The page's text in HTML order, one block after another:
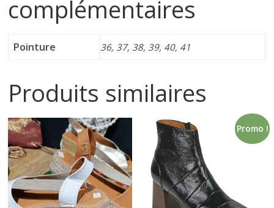
i
n
e
t
c
complémentaires
Pointure 36, 37, 38, 39, 40, 41
Produits similaires
Promo !